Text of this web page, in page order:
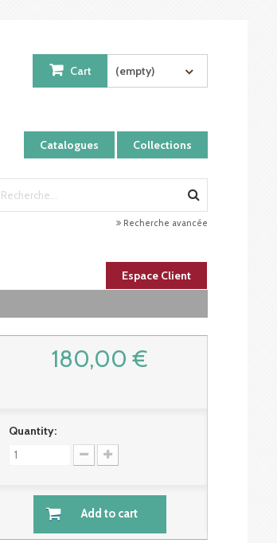
Catalogues Collections
Cart (empty)
Recherche avancée
Espace Client
180,00 €
Quantity:
Add to cart